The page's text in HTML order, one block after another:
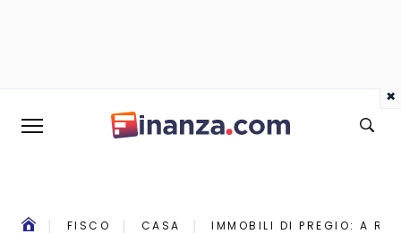
FISCO CASA IMMOBILI DI PREGIO: A
×